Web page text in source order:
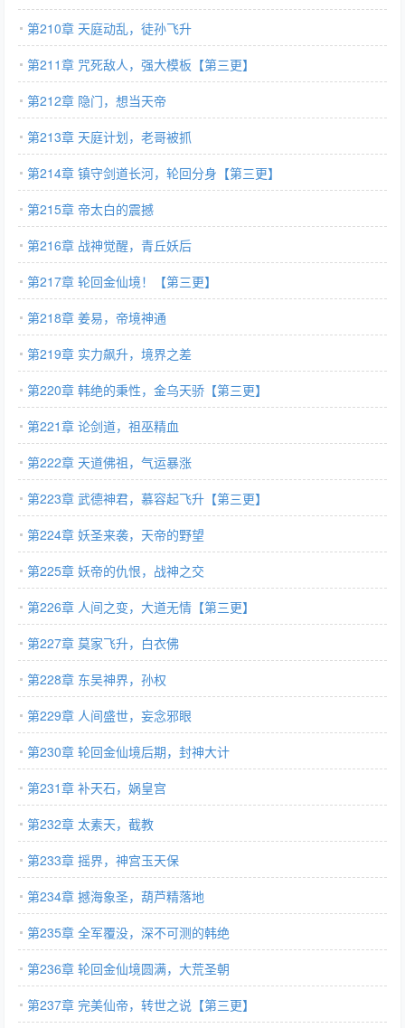
第210章 天庭动乱，徒孙飞升
第211章 咒死敌人，强大模板【第三更】
第212章 隐门，想当天帝
第213章 天庭计划，老哥被抓
第214章 镇守剑道长河，轮回分身【第三更】
第215章 帝太白的震撼
第216章 战神觉醒，青丘妖后
第217章 轮回金仙境！【第三更】
第218章 姜易，帝境神通
第219章 实力飙升，境界之差
第220章 韩绝的秉性，金乌天骄【第三更】
第221章 论剑道，祖巫精血
第222章 天道佛祖，气运暴涨
第223章 武德神君，慕容起飞升【第三更】
第224章 妖圣来袭，天帝的野望
第225章 妖帝的仇恨，战神之交
第226章 人间之变，大道无情【第三更】
第227章 莫家飞升，白衣佛
第228章 东吴神界，孙权
第229章 人间盛世，妄念邪眼
第230章 轮回金仙境后期，封神大计
第231章 补天石，娲皇宫
第232章 太素天，截教
第233章 摇界，神宫玉天保
第234章 撼海象圣，葫芦精落地
第235章 全军覆没，深不可测的韩绝
第236章 轮回金仙境圆满，大荒圣朝
第237章 完美仙帝，转世之说【第三更】